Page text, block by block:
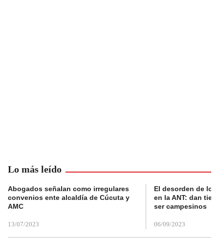
Lo más leído
Abogados señalan como irregulares
convenios ente alcaldía de Cúcuta y
AMC
13/07/2023
El desorden de
en la ANT: dan
ser campesinos
06/09/2023